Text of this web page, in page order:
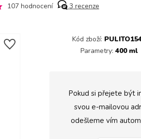
107hodnocení 3 recenze
Kód zboží:
Parametry: 400 ml
Pokud si přejete být
svou e-mailovou
odešleme vím